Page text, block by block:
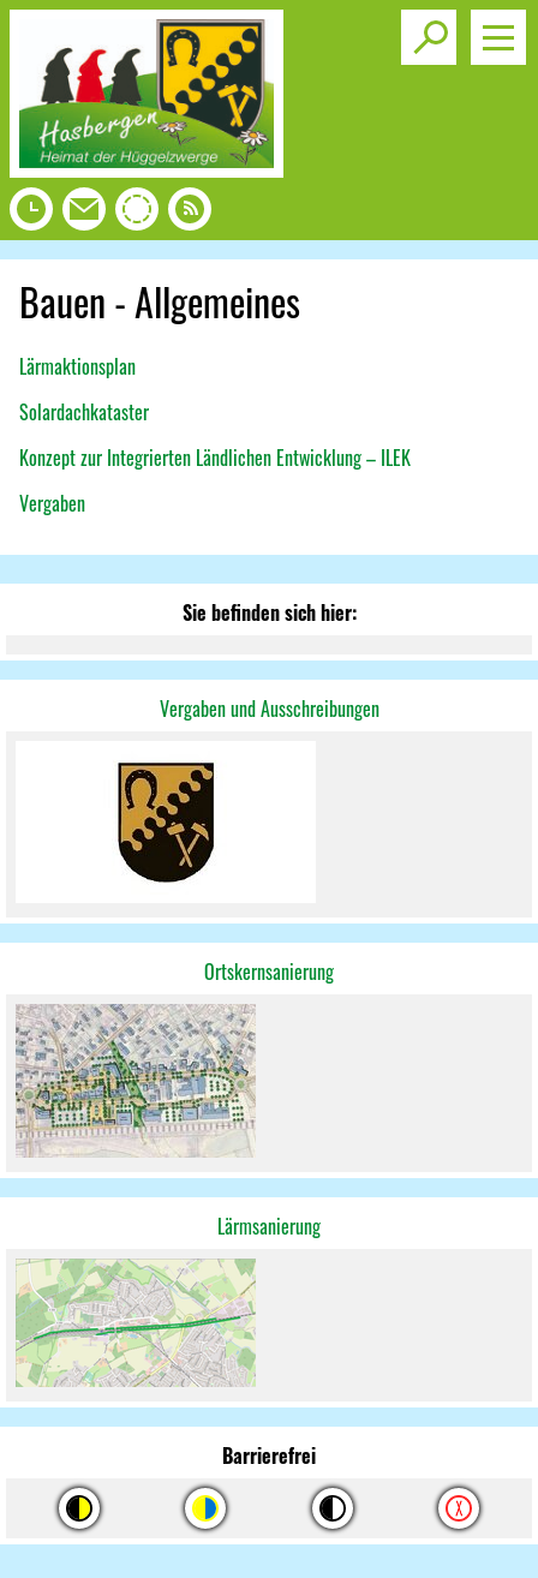
Toggle
Bauen - Allgemeines
Lärmaktionsplan
Solardachkataster
Konzept zur Integrierten Ländlichen Entwicklung – ILEK
Vergaben
Sie befinden sich hier:
Vergaben und Ausschreibungen
Ortskernsanierung
Lärmsanierung
Barrierefrei